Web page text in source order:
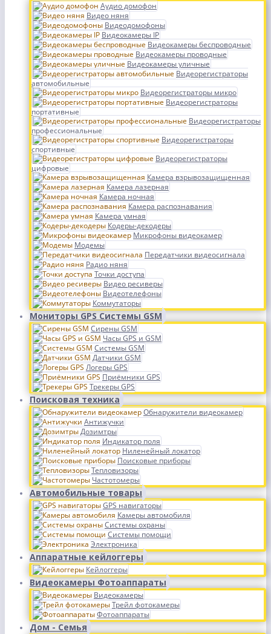
Аудио домофон
Видео няня
Видеодомофоны
Видеокамеры IP
Видеокамеры беспроводные
Видеокамеры проводные
Видеокамеры уличные
Видеорегистраторы
автомобильные
Видеорегистраторы микро
Видеорегистраторы
портативные
Видеорегистраторы
профессиональные
Видеорегистраторы
спортивные
Видеорегистраторы
цифровые
Камера взрывозащищенная
Камера лазерная
Камера ночная
Камера распознавания
Камера умная
Кодеры-декодеры
Микрофоны видеокамер
Модемы
Передатчики видеосигнала
Радио няня
Точки доступа
Видео ресиверы
Видеотелефоны
Коммутаторы
Мониторы GPS Системы GSM
Сирены GSM
Часы GPS и GSM
Системы GSM
Датчики GSM
Логеры GPS
Приёмники GPS
Трекеры GPS
Поисковая техника
Обнаружители видеокамер
Антижучки
Дозимтры
Индикатор поля
Ниленейный локатор
Поисковые приборы
Тепловизоры
Частотомеры
Автомобильные товары
GPS навигаторы
Камеры автомобиля
Системы охраны
Системы помощи
Электроника
Аппаратные кейлоггеры
Кейлоггеры
Видеокамеры Фотоаппараты
Видеокамеры
Трейл фотокамеры
Фотоаппараты
Дом - Семья